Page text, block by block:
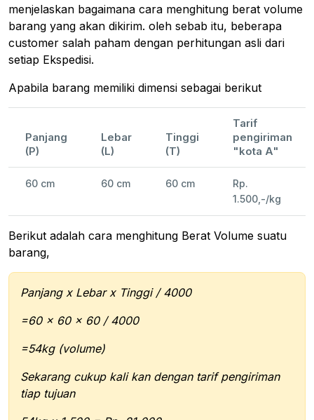
menjelaskan bagaimana cara menghitung berat volume
barang yang akan dikirim. oleh sebab itu, beberapa
customer salah paham dengan perhitungan asli dari
setiap Ekspedisi.
Apabila barang memiliki dimensi sebagai berikut
Panjang
(P)
Lebar
(L)
Tinggi
(T)
Tarif
pengiriman
"kota A"
60 cm 60 cm 60 cm
Rp.
1.500,-/kg
Berikut adalah cara menghitung Berat Volume suatu
barang,
Panjang x Lebar x Tinggi / 4000
=60 x 60 x 60 / 4000
=54kg (volume)
Sekarang cukup kali kan dengan tarif pengiriman
tiap tujuan